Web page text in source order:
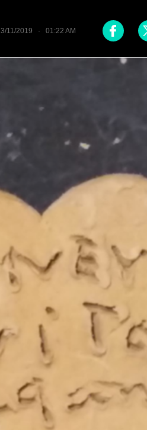
23/11/2019 · 01:22 AM